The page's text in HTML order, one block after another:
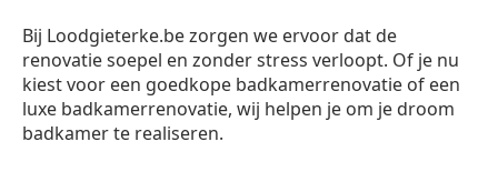
Bij Loodgieterke.be zorgen we ervoor dat de
renovatie soepel en zonder stress verloopt. Of je nu
kiest voor een goedkope badkamerrenovatie of een
luxe badkamerrenovatie, wij helpen je om je droom
badkamer te realiseren.